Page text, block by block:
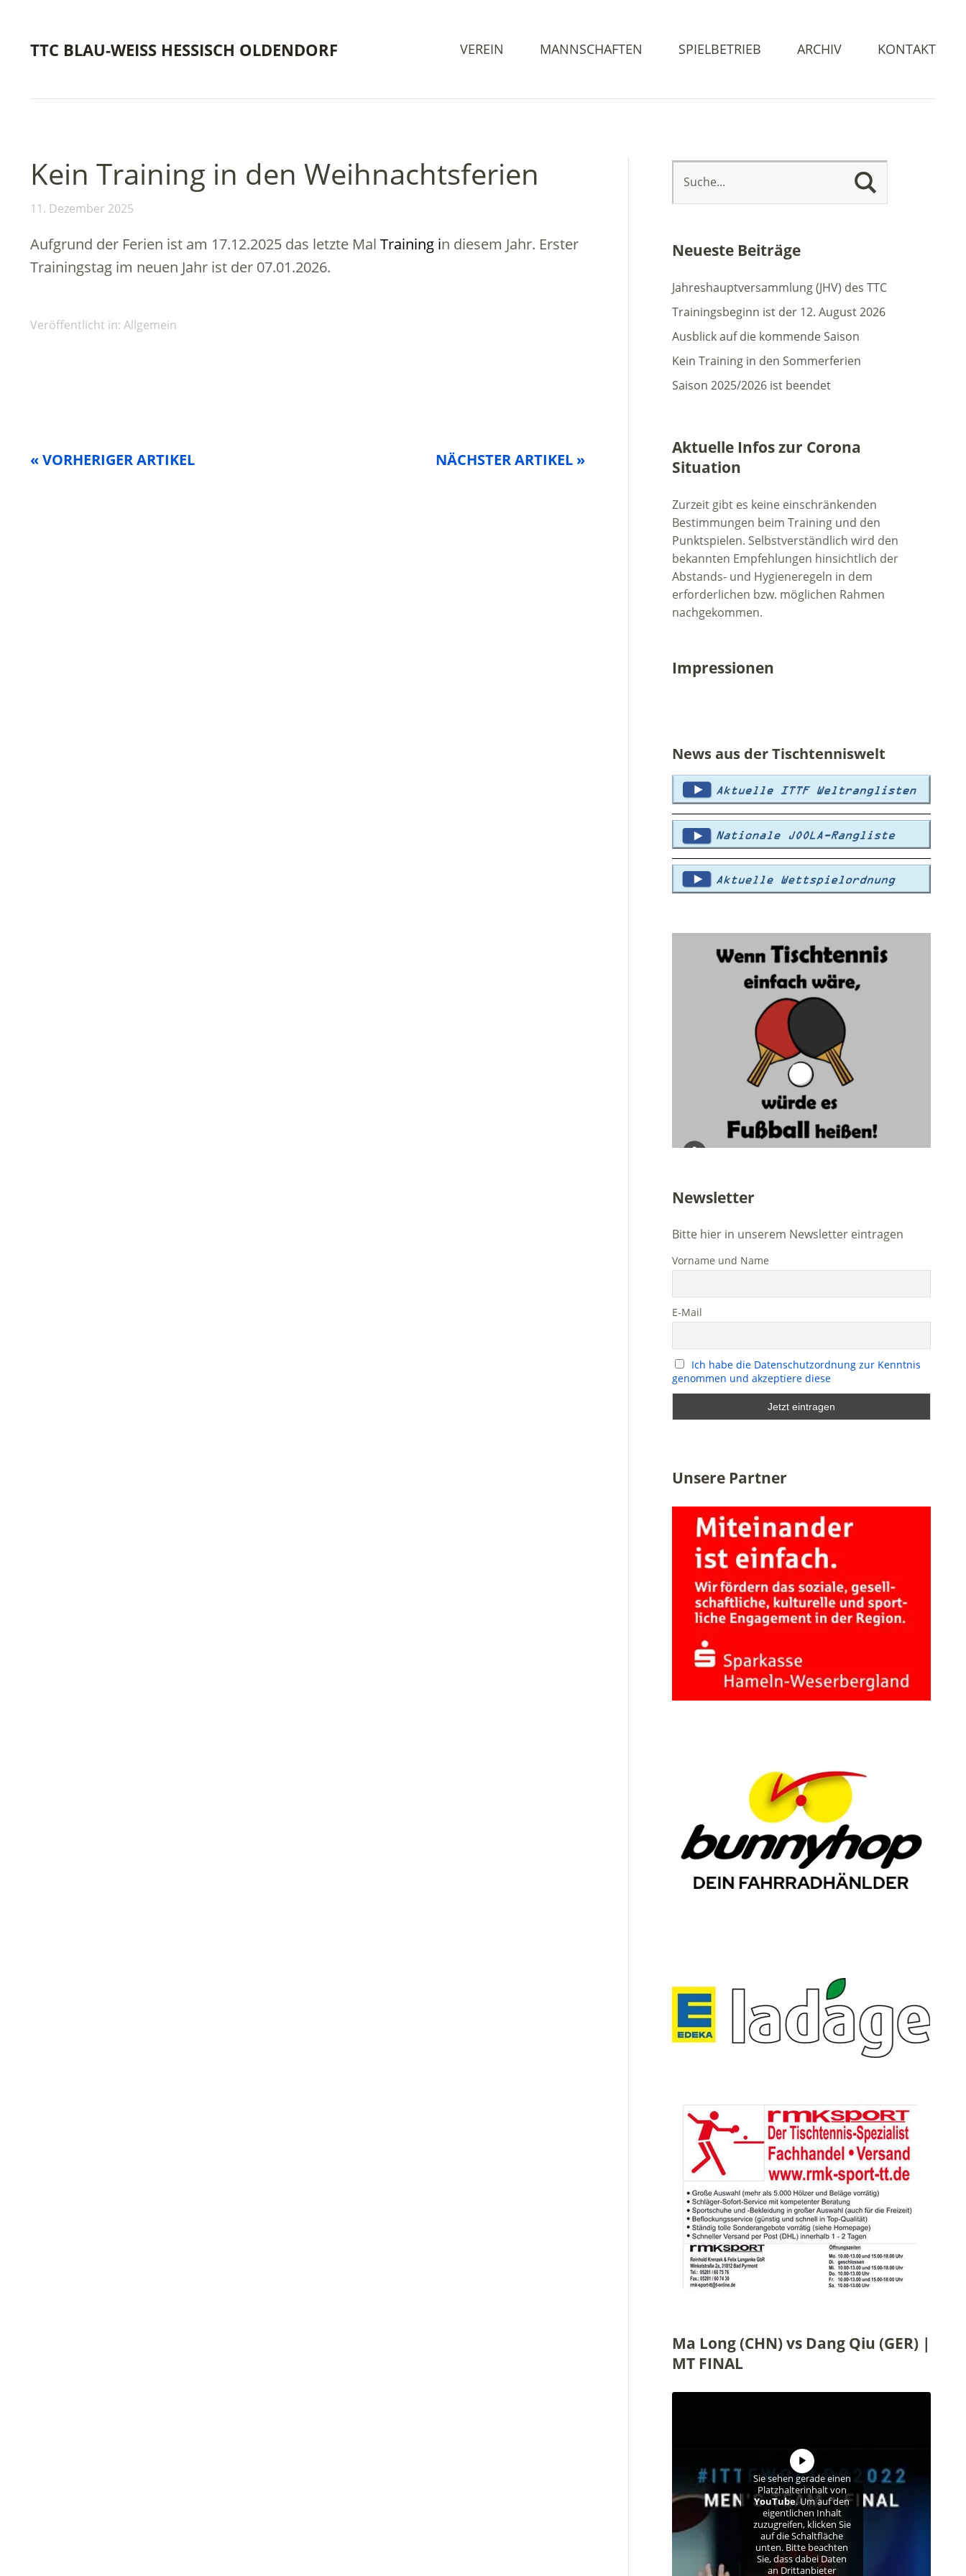
TTC BLAU-WEISS HESSISCH OLDENDORF VEREIN MANNSCHAFTEN SPIELBETRIEB ARCHIV KONTAKT
Kein Training in den Weihnachtsferien
11. Dezember 2025
Aufgrund der Ferien ist am 17.12.2025 das letzte Mal Training in diesem Jahr. Erster
Trainingstag im neuen Jahr ist der 07.01.2026.
Veröffentlicht in: Allgemein
NÄCHSTER ARTIKEL »
« VORHERIGER ARTIKEL
Neueste Beiträge
Jahreshauptversammlung (JHV) des TTC
Trainingsbeginn ist der 12. August 2026
Ausblick auf die kommende Saison
Kein Training in den Sommerferien
Saison 2025/2026 ist beendet
Aktuelle Infos zur Corona
Situation
Zurzeit gibt es keine einschränkenden
Bestimmungen beim Training und den
Punktspielen. Selbstverständlich wird den
bekannten Empfehlungen hinsichtlich der
Abstands- und Hygieneregeln in dem
erforderlichen bzw. möglichen Rahmen
nachgekommen.
Impressionen
News aus der Tischtenniswelt
Newsletter
Bitte hier in unserem Newsletter eintragen
Vorname und Name
E-Mail
Ich habe die Datenschutzordnung zur Kenntnis
genommen und akzeptiere diese
Unsere Partner
Ma Long (CHN) vs Dang Qiu (GER) |
MT FINAL
Sie sehen gerade einen
Platzhalterinhalt von
YouTube. Um auf den
eigentlichen Inhalt
zuzugreifen, klicken Sie
auf die Schaltfläche
unten. Bitte beachten
Sie, dass dabei Daten
an Drittanbieter